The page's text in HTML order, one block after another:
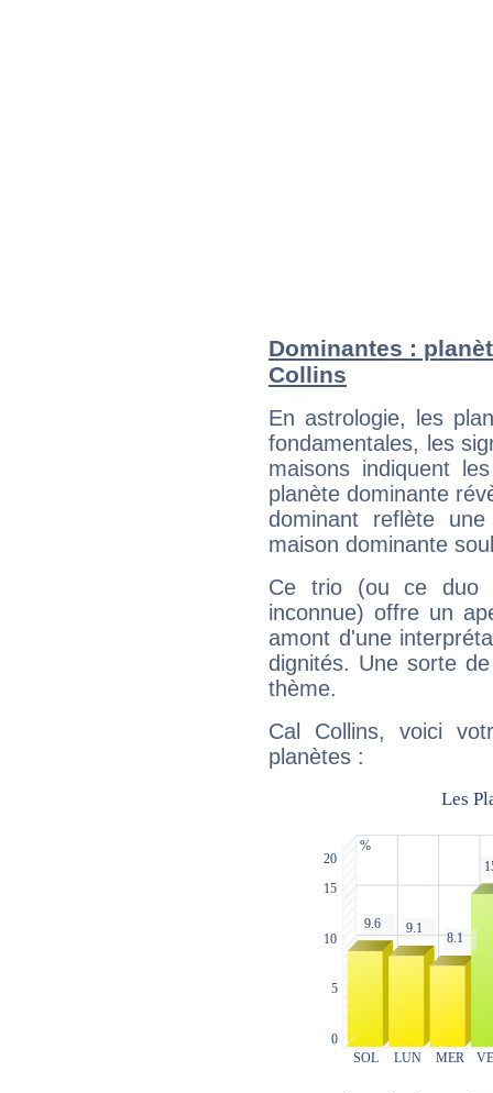
Dominantes :
Collins
En astrologie, les
fondamentales, les
maisons indiquent
planète dominante
dominant reflète
maison dominante
Ce trio (ou ce duo
inconnue) offre un
amont d'une
dignités. Une sorte
thème.
Cal Collins, voici
planètes :